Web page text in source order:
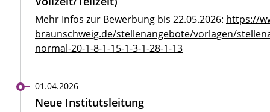
Mehr Infos zur Bewerbung bis 22.05.2026: https://
braunschweig.de/stellenangebote/vorlagen/
normal-20-1-8-1-15-1-3-1-28-1-13
01.04.2026
Neue Institutsleitung